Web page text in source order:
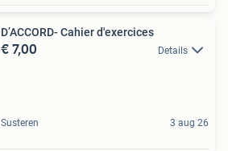
D’ACCORD- Cahier d'exercices
€ 7,00 Details
Susteren 3 aug 26